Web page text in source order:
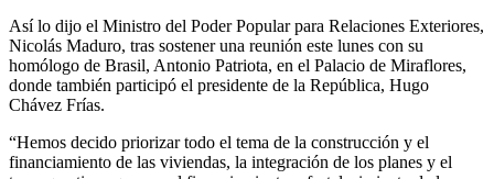
Así lo dijo el Ministro del Poder Popular para Relaciones Exteriores,
Nicolás Maduro, tras sostener una reunión este lunes con su
homólogo de Brasil, Antonio Patriota, en el Palacio de Miraflores,
donde también participó el presidente de la República, Hugo
Chávez Frías.
“Hemos decido priorizar todo el tema de la construcción y el
financiamiento de las viviendas, la integración de los planes y el